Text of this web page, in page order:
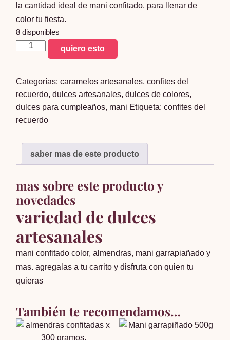
la cantidad ideal de mani confitado, para llenar de
color tu fiesta.
8 disponibles
mani
confitado
300g
cantidad
quiero esto
Categorías:caramelos artesanales,confites del
recuerdo,dulces artesanales,dulces de colores,
dulces para cumpleaños, mani Etiqueta:confites del
recuerdo
saber mas de este producto
mas sobre este producto y
novedades
variedad de dulces
artesanales
mani confitado color, almendras, mani garrapiañado y
mas. agregalas a tu carrito y disfruta con quien tu
quieras
También te recomendamos…